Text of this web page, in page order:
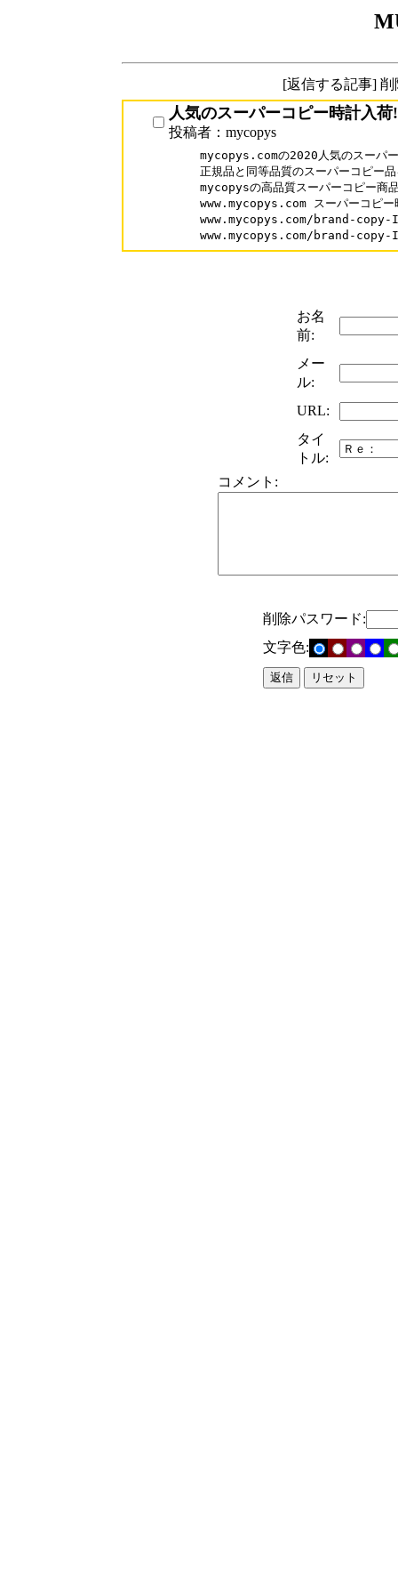
[返信する記事]
人気のスーパーコピー時計入荷!
投稿者：mycopys
mycopys.comの2020人気のスーパ
正規品と同等品質のスーパーコピー
mycopysの高品質スーパーコピー商
www.mycopys.com スーパーコピー
www.mycopys.com/brand-copy-
www.mycopys.com/brand-copy-
お名
前:
メー
ル:
URL:
タイ
トル:
コメント:
削除パスワード:
文字色: